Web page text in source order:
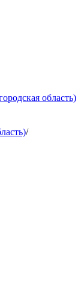
область)
/